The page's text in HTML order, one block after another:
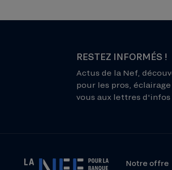
RESTEZ INFORMÉS !
Actus de la Nef,
pour les pros,
vous aux lettres
Notre offre